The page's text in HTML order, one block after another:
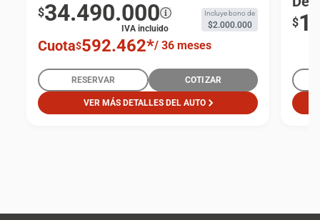
$34.490.000
IVA incluido
Incluye bono de
$2.000.000
Cuota$592.462*/ 36 meses
RESERVAR COTIZAR
VER MÁS DETALLES DEL AUTO
$